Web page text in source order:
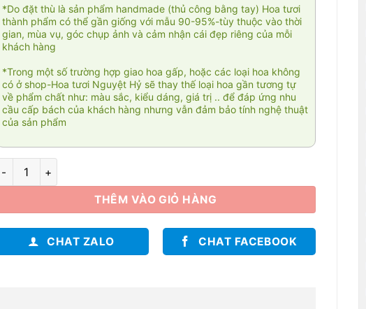
*Do đặt thù là sản phẩm handmade (thủ công bằng tay) Hoa tươi
thành phẩm có thể gần giống với mẫu 90-95%-tùy thuộc vào thời
gian, mùa vụ, góc chụp ảnh và cảm nhận cái đẹp riêng của mỗi
khách hàng
*Trong một số trường hợp giao hoa gấp, hoặc các loại hoa không
có ở shop-Hoa tươi Nguyệt Hỷ sẽ thay thế loại hoa gần tương tự
về phẩm chất như: màu sắc, kiểu dáng, giá trị .. để đáp ứng nhu
cầu cấp bách của khách hàng nhưng vẫn đảm bảo tính nghệ thuật
của sản phẩm
Bó hoa Tình nồng 003 số lượng
THÊM VÀO GIỎ HÀNG
CHAT ZALO CHAT FACEBOOK